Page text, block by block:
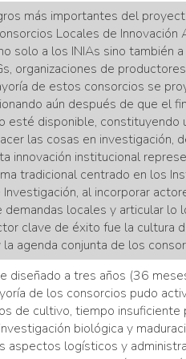
más importantes del
Locales de Innovación
solo a los INIAs sino también
organizaciones de
de estos consorcios se
aún después de que el
esté disponible, constituyendo
las cosas en investigación,
innovación institucional
tradicional centrado en los
Investigación, al incorporar
demandas locales y articular lo
clave de éxito fue la cultura
agenda conjunta de los
diseñado a tres años (36
de los consorcios pudo
de cultivo, tiempo insuficiente
biológica y
aspectos logísticos y